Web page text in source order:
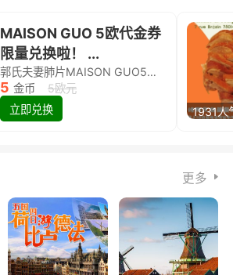
MAISON GUO 5欧代金券
限量兑换啦！ ...
郭氏夫妻肺片MAISON GUO5欧代金券限量兑换啦！
5 金币
5欧元
立即兑换
1931人
更多